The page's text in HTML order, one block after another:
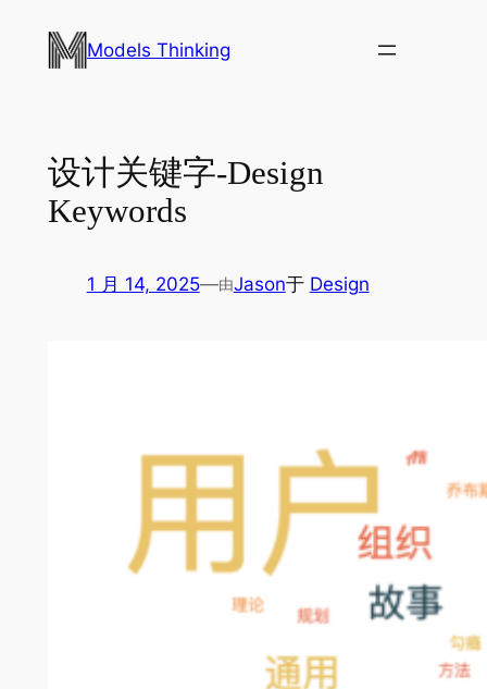
Models Thinking
设计关键字-Design
Keywords
1 月 14, 2025—由Jason于 Design